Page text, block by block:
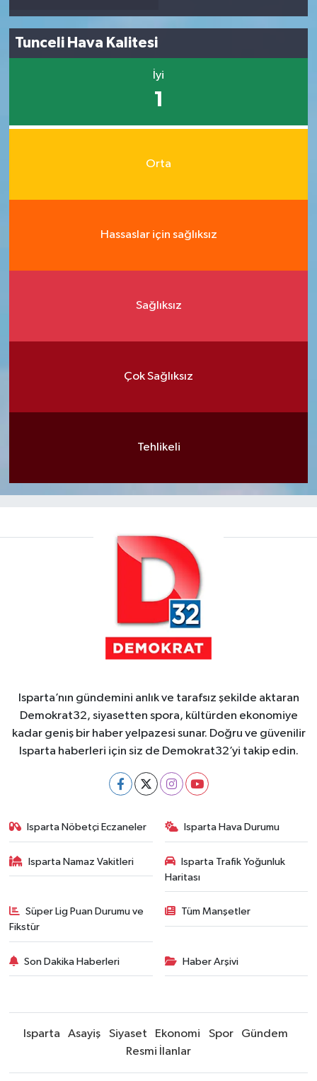
Tunceli Hava Kalitesi
İyi
1
Orta
Hassaslar için sağlıksız
Sağlıksız
Çok Sağlıksız
Tehlikeli
Isparta’nın gündemini anlık ve tarafsız şekilde aktaran
Demokrat32, siyasetten spora, kültürden ekonomiye
kadar geniş bir haber yelpazesi sunar. Doğru ve güvenilir
Isparta haberleri için siz de Demokrat32’yi takip edin.
Isparta Nöbetçi Eczaneler Isparta Hava Durumu
Isparta Namaz Vakitleri
Isparta Trafik Yoğunluk
Haritası
Süper Lig Puan Durumu ve
Fikstür
Tüm Manşetler
Son Dakika Haberleri Haber Arşivi
Isparta Asayiş Siyaset Ekonomi Spor
Gündem
Resmi İlanlar